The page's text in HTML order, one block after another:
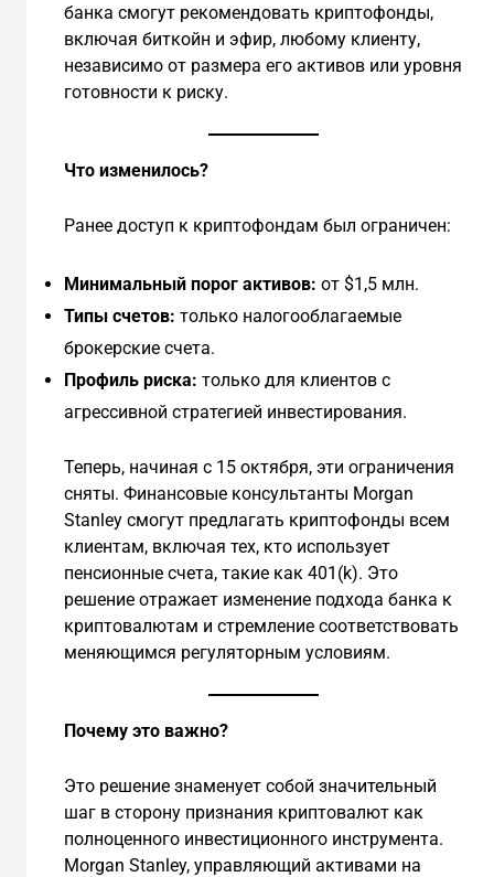
банка смогут рекомендовать криптофонды,
включая биткойн и эфир, любому клиенту,
независимо от размера его активов или уровня
готовности к риску.
Что изменилось?
Ранее доступ к криптофондам был ограничен:
Минимальный порог активов: от $1,5 млн.
Типы счетов: только налогооблагаемые
брокерские счета.
Профиль риска: только для клиентов с
агрессивной стратегией инвестирования.
Теперь, начиная с 15 октября, эти ограничения
сняты. Финансовые консультанты Morgan
Stanley смогут предлагать криптофонды всем
клиентам, включая тех, кто использует
пенсионные счета, такие как 401(k). Это
решение отражает изменение подхода банка к
криптовалютам и стремление соответствовать
меняющимся регуляторным условиям.
Почему это важно?
Это решение знаменует собой значительный
шаг в сторону признания криптовалют как
полноценного инвестиционного инструмента.
Morgan Stanley, управляющий активами на